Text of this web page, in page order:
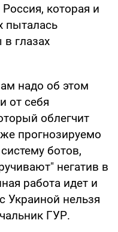
которая и
пыталась
в глазах
надо об этом
от себя
облегчит
прогнозируемо
ботов,
негатив в
работа идет и
Украиной нельзя
ГУР.